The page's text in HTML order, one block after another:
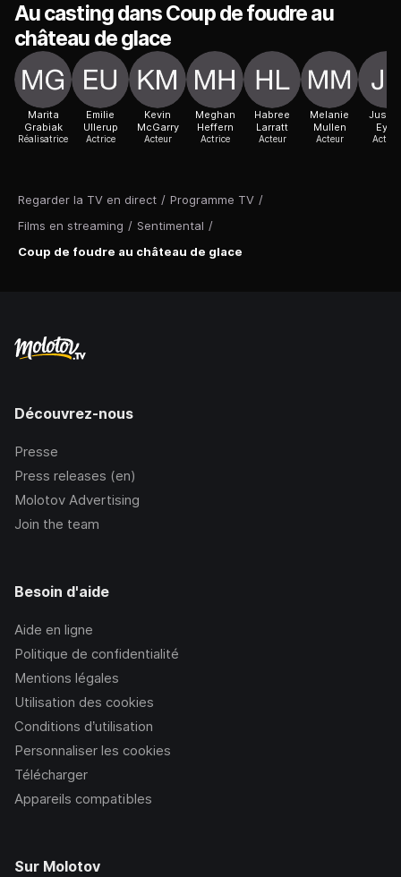
Regarder la TV en direct / Programme TV /
Films en streaming / Sentimental /
Coup de foudre au château de glace
Au casting dans Coup de foudre au
château de glace
Marita
Grabiak
Réalisatrice
Emilie
Ullerup
Actrice
Kevin
McGarry
Acteur
Meghan
Heffern
Actrice
Habree
Larratt
Acteur
Melanie
Mullen
Acteur
Eyre
Actrice
Découvrez-nous
Presse
Press releases (en)
Molotov Advertising
Join the team
Besoin d'aide
Aide en ligne
Politique de confidentialité
Mentions légales
Utilisation des cookies
Conditions d’utilisation
Personnaliser les cookies
Télécharger
Appareils compatibles
Sur Molotov